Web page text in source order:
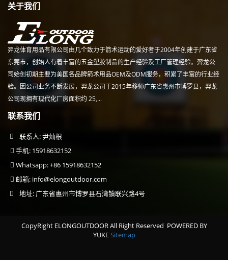
关于我们
羿龙体育用品有限公司由几个致力于箭术运动的爱好者于2004年创建于广东省
东莞市，创始人有着丰富的五金塑胶制品的生产经验及工厂管理经验。羿龙公
司始创初期主要为美国各品牌箭术用品OEM及ODM服务，积累了丰富的行业经
验。因公司业务不断发展，羿龙公司于2015年移师广东省惠州市博罗县，羿龙
公司现拥有现代化厂房面积约 25,...
联系我们
联系人: 尹灿根
手机: 15918632152
Whatsapp: +86 15918632152
邮箱: info@elongoutdoor.com
地址: 广东省惠州市博罗县石湾镇联兴路4号
CopyRight ELONGOUTDOOR All Right Reserved POWERED BY
YUKESitemap